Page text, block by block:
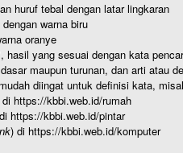
huruf tebal dengan latar lingkaran
warna biru
oranye
yang sesuai dengan kata
maupun turunan, dan arti atau
diingat untuk definisi kata,
di https://kbbi.web.id/rumah
https://kbbi.web.id/pintar
) di https://kbbi.web.id/komputer